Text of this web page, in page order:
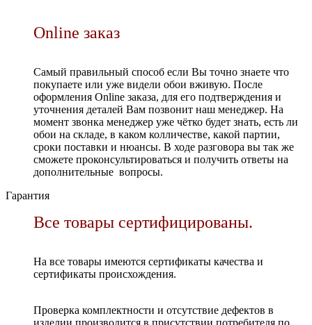
Online заказ
Самый правильный способ если Вы точно знаете что
покупаете или уже видели обои вживую. После
оформления Online заказа, для его подтверждения и
уточнения деталей Вам позвонит наш менеджер. На
момент звонка менеджер уже чётко будет знать, есть ли
обои на складе, в каком колличестве, какой партии,
сроки поставки и нюансы. В ходе разговора вы так же
сможете проконсультироваться и получить ответы на
дополнительные вопросы.
Гарантия
Все товары сертифицированы.
На все товары имеются сертификаты качества и
сертификаты происхождения.
Проверка комплектности и отсутствие дефектов в
изделии производится в присутствии потребителя по